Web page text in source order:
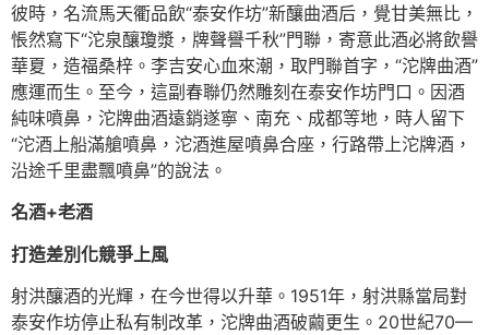
彼時，名流馬天衢品飲“泰安作坊”新釀曲酒后，覺甘美無比，
悵然寫下“沱泉釀瓊漿，牌聲譽千秋”門聯，寄意此酒必將飲譽
華夏，造福桑梓。李吉安心血來潮，取門聯首字，“沱牌曲酒”
應運而生。至今，這副春聯仍然雕刻在泰安作坊門口。因酒
純味噴鼻，沱牌曲酒遠銷遂寧、南充、成都等地，時人留下
“沱酒上船滿艙噴鼻，沱酒進屋噴鼻合座，行路帶上沱牌酒，
沿途千里盡飄噴鼻”的說法。
名酒+老酒
打造差別化競爭上風
射洪釀酒的光輝，在今世得以升華。1951年，射洪縣當局對
泰安作坊停止私有制改革，沱牌曲酒破繭更生。20世紀70—